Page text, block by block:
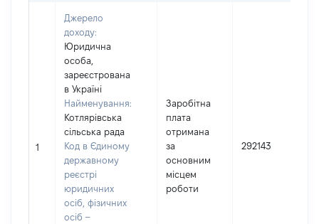
1
Джерело
доходу:
Юридична
особа,
зареєстрована
в Україні
Найменування:
Котлярівська
сільська рада
Код в Єдиному
державному
реєстрі
юридичних
осіб, фізичних
осіб –
Заробітна
плата
отримана
за
основним
місцем
роботи
292143